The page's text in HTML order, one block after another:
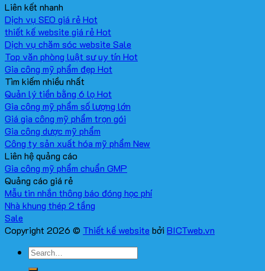
Liên kết nhanh
Dịch vụ SEO giá rẻ
thiết kế website giá rẻ
Dịch vụ chăm sóc website
Top văn phòng luật sư uy tín
Gia công mỹ phẩm đẹp
Tìm kiếm nhiều nhất
Quản lý tiền bằng 6 lọ
Gia công mỹ phẩm số lượng lớn
Giá gia công mỹ phẩm trọn gói
Gia công dược mỹ phẩm
Công ty sản xuất hóa mỹ phẩm
Liên hệ quảng cáo
Gia công mỹ phẩm chuẩn GMP
Quảng cáo giá rẻ
Mẫu tin nhắn thông báo đóng học phí
Nhà khung thép 2 tầng
Copyright 2026 © Thiết kế website bởi BICTweb.vn